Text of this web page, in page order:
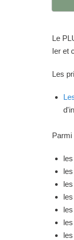
Le
Ier et
Les
Parmi